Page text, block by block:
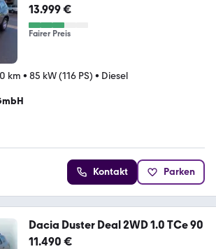
13.999 €
Fairer Preis
km • 85 kW (116 PS) • Diesel
Kontakt Parken
Dacia Duster Deal 2WD 1.0 TCe 90
11.490 €